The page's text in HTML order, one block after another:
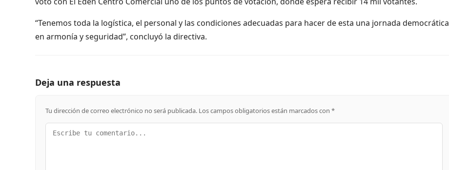
“Tenemos toda la logística, el personal y las condiciones adecuadas para hacer de esta una jornada democrática
en armonía y seguridad”, concluyó la directiva.
Deja una respuesta
Tu dirección de correo electrónico no será publicada. Los campos obligatorios están marcados con *